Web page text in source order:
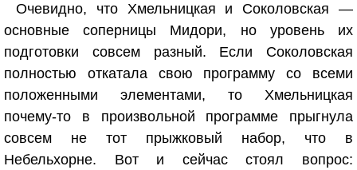
Очевидно, что Хмельницкая и Соколовская —
основные соперницы Мидори, но уровень их
подготовки совсем разный. Если Соколовская
полностью откатала свою программу со всеми
положенными элементами, то Хмельницкая
почему-то в произвольной программе прыгнула
совсем не тот прыжковый набор, что в
Небельхорне. Вот и сейчас стоял вопрос: